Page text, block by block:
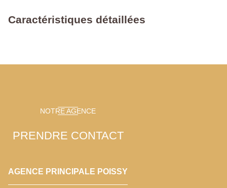
Caractéristiques détaillées
NOTRE AGENCE
PRENDRE CONTACT
AGENCE PRINCIPALE POISSY